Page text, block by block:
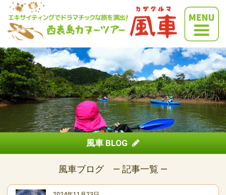
風車 BLOG
風車ブログ ― 記事一覧 ―